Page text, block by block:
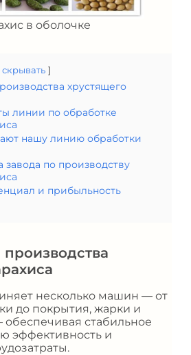
в оболочке
скрывать
хрустящего
линии по обработке
нашу линию обработки
по производству
и прибыльность
несколько машин — от
до покрытия, жарки и
стабильное
эффективность и